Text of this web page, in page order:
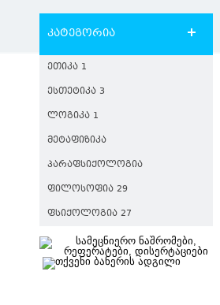
კატეგორია
ᲔᲗᲘᲙᲐ 1
ᲔᲡᲗᲔᲢᲘᲙᲐ 3
ᲚᲝᲒᲘᲙᲐ 1
ᲛᲔᲢᲐᲤᲘᲖᲘᲙᲐ
ᲞᲐᲠᲐᲤᲡᲘᲥᲝᲚᲝᲒᲘᲐ
ᲤᲘᲚᲝᲡᲝᲤᲘᲐ 29
ᲤᲡᲘᲥᲝᲚᲝᲒᲘᲐ 27